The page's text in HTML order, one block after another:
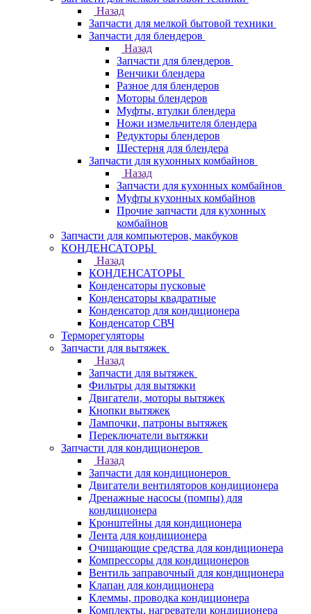
Назад
Запчасти для мелкой бытовой техники
Запчасти для блендеров
Назад
Запчасти для блендеров
Венчики блендера
Разное для блендеров
Моторы блендеров
Муфты, втулки блендера
Ножи измельчителя блендера
Редукторы блендеров
Шестерня для блендера
Запчасти для кухонных комбайнов
Назад
Запчасти для кухонных комбайнов
Муфты кухонных комбайнов
Прочие запчасти для кухонных
комбайнов
Запчасти для компьютеров, макбуков
КОНДЕНСАТОРЫ
Назад
КОНДЕНСАТОРЫ
Конденсаторы пусковые
Конденсаторы квадратные
Конденсатор для кондиционера
Конденсатор СВЧ
Терморегуляторы
Запчасти для вытяжек
Назад
Запчасти для вытяжек
Фильтры для вытяжки
Двигатели, моторы вытяжек
Кнопки вытяжек
Лампочки, патроны вытяжек
Переключатели вытяжки
Запчасти для кондиционеров
Назад
Запчасти для кондиционеров
Двигатели вентиляторов кондиционера
Дренажные насосы (помпы) для
кондиционера
Кронштейны для кондиционера
Лента для кондиционера
Очищающие средства для кондиционера
Компрессоры для кондиционеров
Вентиль заправочный для кондиционера
Клапан для кондиционера
Клеммы, проводка кондиционера
Комплекты, нагреватели кондиционера